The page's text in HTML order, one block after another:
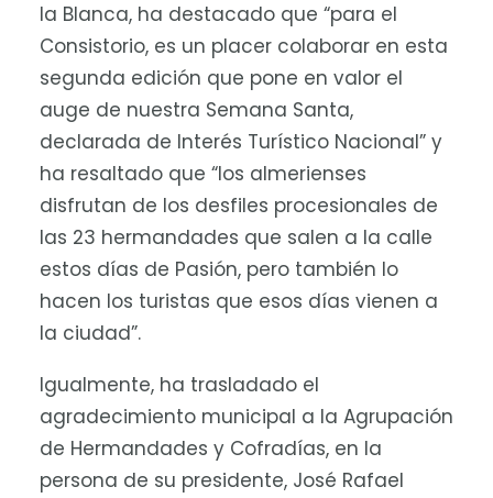
la Blanca, ha destacado que “para el
Consistorio, es un placer colaborar en esta
segunda edición que pone en valor el
auge de nuestra Semana Santa,
declarada de Interés Turístico Nacional” y
ha resaltado que “los almerienses
disfrutan de los desfiles procesionales de
las 23 hermandades que salen a la calle
estos días de Pasión, pero también lo
hacen los turistas que esos días vienen a
la ciudad”.
Igualmente, ha trasladado el
agradecimiento municipal a la Agrupación
de Hermandades y Cofradías, en la
persona de su presidente, José Rafael